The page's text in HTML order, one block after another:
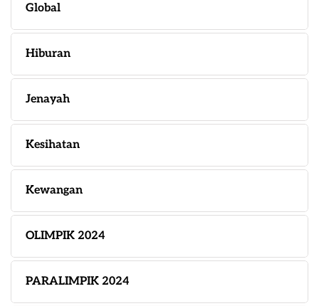
Global
Hiburan
Jenayah
Kesihatan
Kewangan
OLIMPIK 2024
PARALIMPIK 2024